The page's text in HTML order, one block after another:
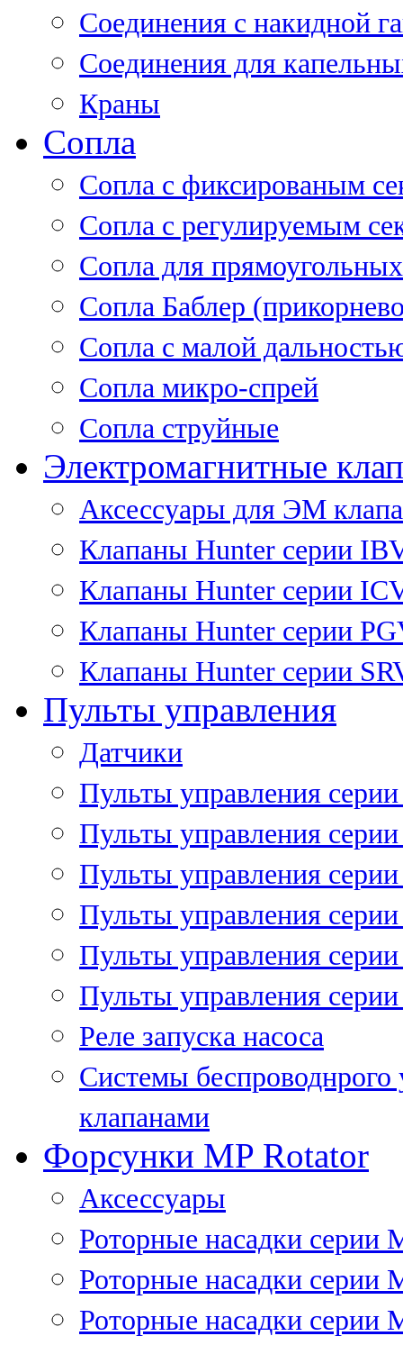
Соединения с накидной
Соединения для
Краны
Сопла
Cопла с фиксированым
Сопла с регулируемым
Сопла для
Сопла Баблер
Сопла с малой
Сопла микро-спрей
Сопла струйные
Электромагнитные
Аксессуары для ЭМ
Клапаны Hunter серии
Клапаны Hunter серии
Клапаны Hunter серии
Клапаны Hunter серии
Пульты управления
Датчики
Пульты управления
Пульты управления
Пульты управления
Пульты управления
Пульты управления
Пульты управления
Реле запуска насоса
Системы
клапанами
Форсунки MP Rotator
Аксессуары
Роторные насадки серии
Роторные насадки серии
Роторные насадки серии